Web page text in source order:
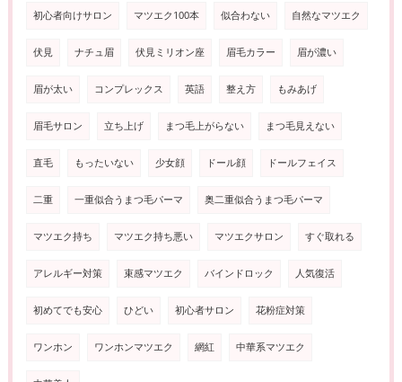
初心者向けサロン マツエク100本 似合わない 自然なマツエク
伏見 ナチュ眉 伏見ミリオン座 眉毛カラー 眉が濃い
眉が太い コンプレックス 英語 整え方 もみあげ
眉毛サロン 立ち上げ まつ毛上がらない まつ毛見えない
直毛 もったいない 少女顔 ドール顔 ドールフェイス
二重 一重似合うまつ毛パーマ 奥二重似合うまつ毛パーマ
マツエク持ち マツエク持ち悪い マツエクサロン すぐ取れる
アレルギー対策 束感マツエク バインドロック 人気復活
初めてでも安心 ひどい 初心者サロン 花粉症対策
ワンホン ワンホンマツエク 網紅 中華系マツエク